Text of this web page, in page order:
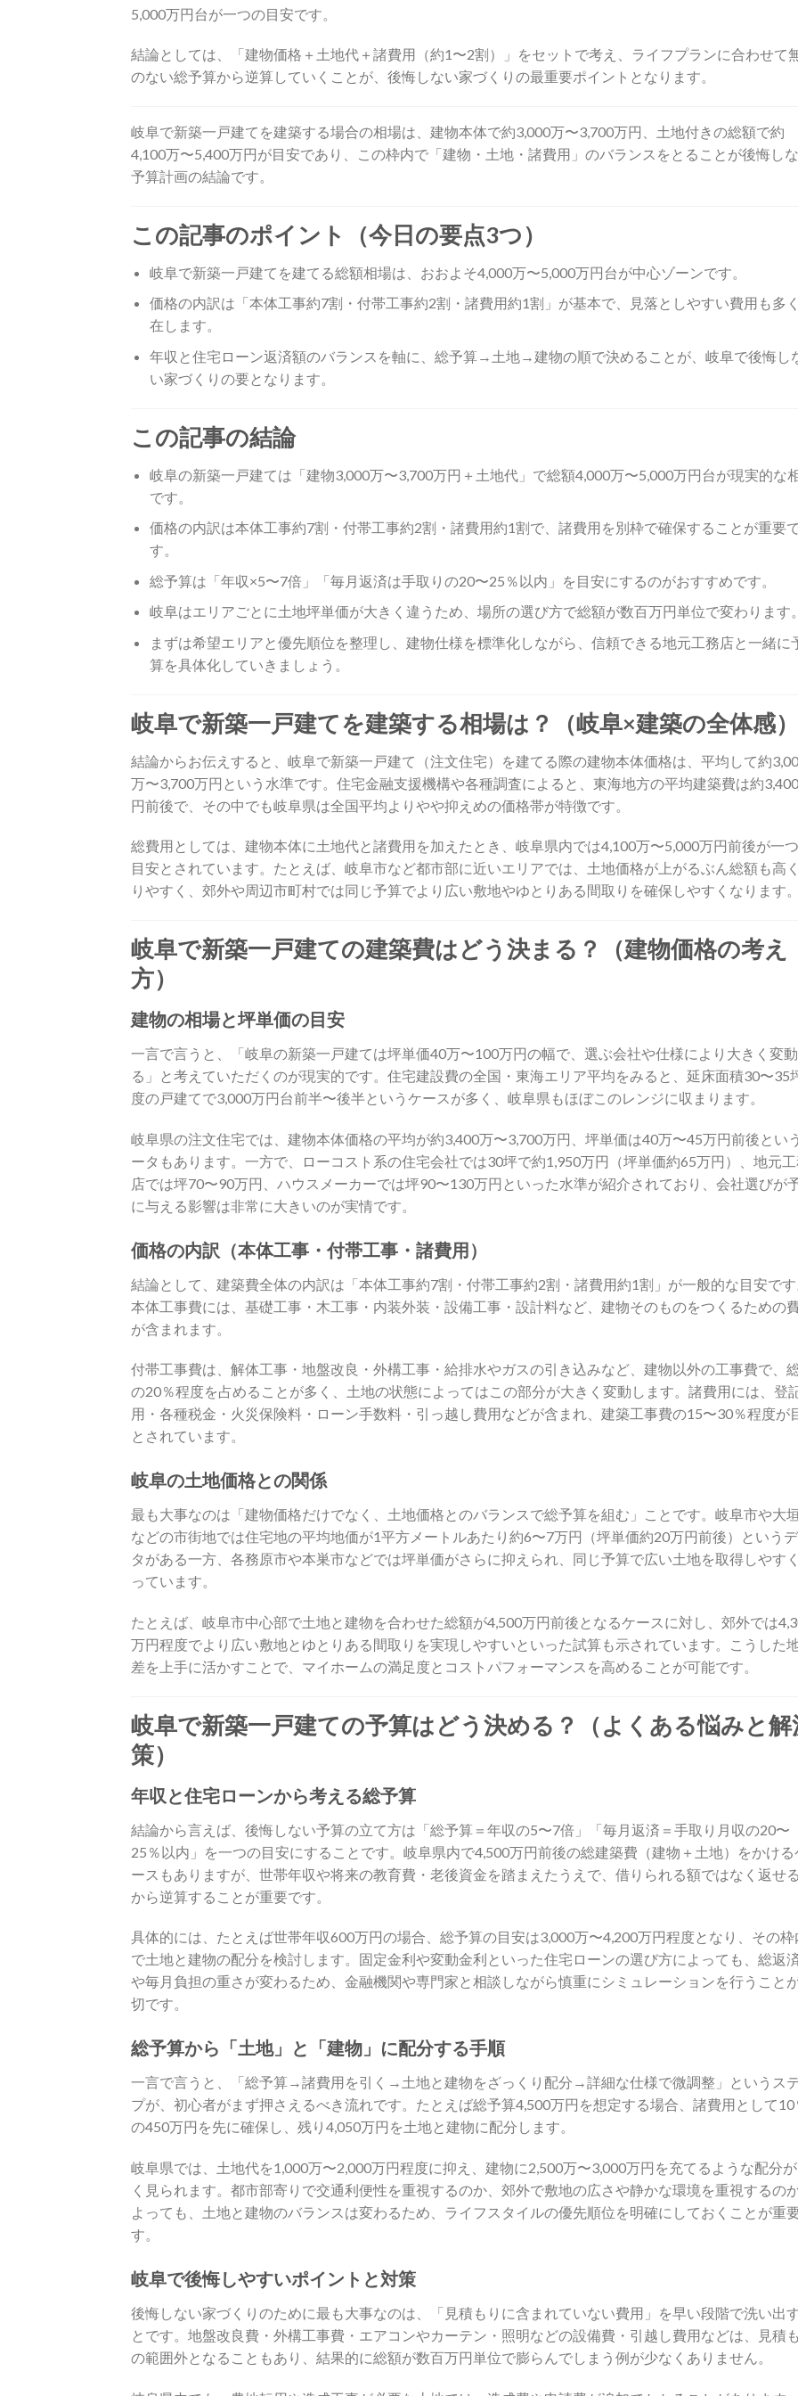
5,000万円台が一つの目安です。
結論としては、「建物価格＋土地代＋諸費用（約1〜2割）」をセットで考え、ライフプランに合わせて
のない総予算から逆算していくことが、後悔しない家づくりの最重要ポイントとなります。
岐阜で新築一戸建てを建築する場合の相場は、建物本体で約3,000万〜3,700万円、土地付きの総額で約
4,100万〜5,400万円が目安であり、この枠内で「建物・土地・諸費用」のバランスをとることが後悔し
予算計画の結論です。
この記事のポイント（今日の要点3つ）
岐阜で新築一戸建てを建てる総額相場は、おおよそ4,000万〜5,000万円台が中心ゾーンです。
価格の内訳は「本体工事約7割・付帯工事約2割・諸費用約1割」が基本で、見落としやすい費用も多
在します。
年収と住宅ローン返済額のバランスを軸に、総予算→土地→建物の順で決めることが、岐阜で後悔し
い家づくりの要となります。
この記事の結論
岐阜の新築一戸建ては「建物3,000万〜3,700万円＋土地代」で総額4,000万〜5,000万円台が現実的な
です。
価格の内訳は本体工事約7割・付帯工事約2割・諸費用約1割で、諸費用を別枠で確保することが重要
す。
総予算は「年収×5〜7倍」「毎月返済は手取りの20〜25％以内」を目安にするのがおすすめです。
岐阜はエリアごとに土地坪単価が大きく違うため、場所の選び方で総額が数百万円単位で変わります。
まずは希望エリアと優先順位を整理し、建物仕様を標準化しながら、信頼できる地元工務店と一緒に
算を具体化していきましょう。
岐阜で新築一戸建てを建築する相場は？（岐阜×建築の全体感）
結論からお伝えすると、岐阜で新築一戸建て（注文住宅）を建てる際の建物本体価格は、平均して約
万〜3,700万円という水準です。住宅金融支援機構や各種調査によると、東海地方の平均建築費は約
円前後で、その中でも岐阜県は全国平均よりやや抑えめの価格帯が特徴です。
総費用としては、建物本体に土地代と諸費用を加えたとき、岐阜県内では4,100万〜5,000万円前後が一
目安とされています。たとえば、岐阜市など都市部に近いエリアでは、土地価格が上がるぶん総額も高
りやすく、郊外や周辺市町村では同じ予算でより広い敷地やゆとりある間取りを確保しやすくなります。
岐阜で新築一戸建ての建築費はどう決まる？（建物価格の考え
方）
建物の相場と坪単価の目安
一言で言うと、「岐阜の新築一戸建ては坪単価40万〜100万円の幅で、選ぶ会社や仕様により大きく変
る」と考えていただくのが現実的です。住宅建設費の全国・東海エリア平均をみると、延床面積30〜35
度の戸建てで3,000万円台前半〜後半というケースが多く、岐阜県もほぼこのレンジに収まります。
岐阜県の注文住宅では、建物本体価格の平均が約3,400万〜3,700万円、坪単価は40万〜45万円前後とい
ータもあります。一方で、ローコスト系の住宅会社では30坪で約1,950万円（坪単価約65万円）、地元
店では坪70〜90万円、ハウスメーカーでは坪90〜130万円といった水準が紹介されており、会社選びが
に与える影響は非常に大きいのが実情です。
価格の内訳（本体工事・付帯工事・諸費用）
結論として、建築費全体の内訳は「本体工事約7割・付帯工事約2割・諸費用約1割」が一般的な目安です
本体工事費には、基礎工事・木工事・内装外装・設備工事・設計料など、建物そのものをつくるための
が含まれます。
付帯工事費は、解体工事・地盤改良・外構工事・給排水やガスの引き込みなど、建物以外の工事費で、
の20％程度を占めることが多く、土地の状態によってはこの部分が大きく変動します。諸費用には、登
用・各種税金・火災保険料・ローン手数料・引っ越し費用などが含まれ、建築工事費の15〜30％程度が
とされています。
岐阜の土地価格との関係
最も大事なのは「建物価格だけでなく、土地価格とのバランスで総予算を組む」ことです。岐阜市や大
などの市街地では住宅地の平均地価が1平方メートルあたり約6〜7万円（坪単価約20万円前後）という
タがある一方、各務原市や本巣市などでは坪単価がさらに抑えられ、同じ予算で広い土地を取得しやす
っています。
たとえば、岐阜市中心部で土地と建物を合わせた総額が4,500万円前後となるケースに対し、郊外では
万円程度でより広い敷地とゆとりある間取りを実現しやすいといった試算も示されています。こうした
差を上手に活かすことで、マイホームの満足度とコストパフォーマンスを高めることが可能です。
岐阜で新築一戸建ての予算はどう決める？（よくある悩みと解
策）
年収と住宅ローンから考える総予算
結論から言えば、後悔しない予算の立て方は「総予算＝年収の5〜7倍」「毎月返済＝手取り月収の20〜
25％以内」を一つの目安にすることです。岐阜県内で4,500万円前後の総建築費（建物＋土地）をかける
ースもありますが、世帯年収や将来の教育費・老後資金を踏まえたうえで、借りられる額ではなく返せ
から逆算することが重要です。
具体的には、たとえば世帯年収600万円の場合、総予算の目安は3,000万〜4,200万円程度となり、その枠
で土地と建物の配分を検討します。固定金利や変動金利といった住宅ローンの選び方によっても、総返
や毎月負担の重さが変わるため、金融機関や専門家と相談しながら慎重にシミュレーションを行うこと
切です。
総予算から「土地」と「建物」に配分する手順
一言で言うと、「総予算→諸費用を引く→土地と建物をざっくり配分→詳細な仕様で微調整」というス
プが、初心者がまず押さえるべき流れです。たとえば総予算4,500万円を想定する場合、諸費用として10
の450万円を先に確保し、残り4,050万円を土地と建物に配分します。
岐阜県では、土地代を1,000万〜2,000万円程度に抑え、建物に2,500万〜3,000万円を充てるような配分が
く見られます。都市部寄りで交通利便性を重視するのか、郊外で敷地の広さや静かな環境を重視するの
よっても、土地と建物のバランスは変わるため、ライフスタイルの優先順位を明確にしておくことが重
す。
岐阜で後悔しやすいポイントと対策
後悔しない家づくりのために最も大事なのは、「見積もりに含まれていない費用」を早い段階で洗い出
とです。地盤改良費・外構工事費・エアコンやカーテン・照明などの設備費・引越し費用などは、見積
の範囲外となることもあり、結果的に総額が数百万円単位で膨らんでしまう例が少なくありません。